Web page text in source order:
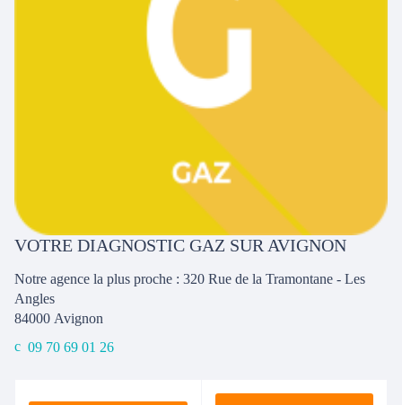
VOTRE DIAGNOSTIC GAZ SUR AVIGNON
Notre agence la plus proche : 320 Rue de la Tramontane - Les
Angles
84000 Avignon
09 70 69 01 26